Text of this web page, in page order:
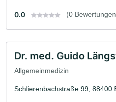
0.0 (0
Dr. med. Guido
Allgemeinmedizin
Schlierenbachstraße 99, 88400